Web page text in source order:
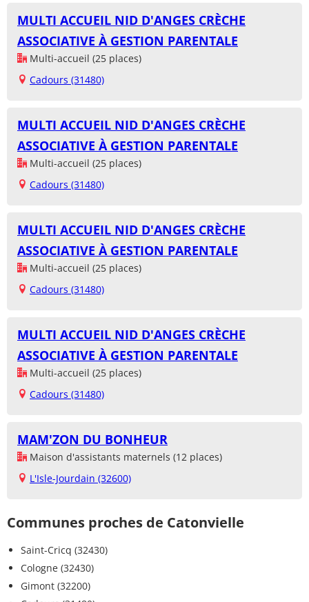
MULTI ACCUEIL NID D'ANGES CRÈCHE
ASSOCIATIVE À GESTION PARENTALE
Multi-accueil (25 places)
Cadours (31480)
MULTI ACCUEIL NID D'ANGES CRÈCHE
ASSOCIATIVE À GESTION PARENTALE
Multi-accueil (25 places)
Cadours (31480)
MULTI ACCUEIL NID D'ANGES CRÈCHE
ASSOCIATIVE À GESTION PARENTALE
Multi-accueil (25 places)
Cadours (31480)
MULTI ACCUEIL NID D'ANGES CRÈCHE
ASSOCIATIVE À GESTION PARENTALE
Multi-accueil (25 places)
Cadours (31480)
MAM'ZON DU BONHEUR
Maison d'assistants maternels (12 places)
L'Isle-Jourdain (32600)
Communes proches de Catonvielle
Saint-Cricq (32430)
Cologne (32430)
Gimont (32200)